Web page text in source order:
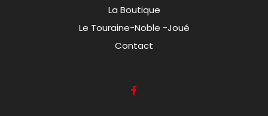
La Boutique
Le Touraine-Noble -Joué
Contact